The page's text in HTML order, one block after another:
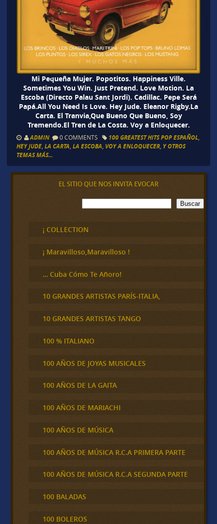
Mi Pequeña Mujer. Popotitos. Happiness Ville.
Sometimes You Win. Just Pretend. Love Motion. La
Escoba (Directo Palau Sant Jordi). Cadillac. Pepe Será
Papá.All You Need Is Love. Hey Jude. Eleanor Rigby.La
Carta. El Tranvia,Que Bueno Que Bueno, Soy
Tremendo.El Tren de La Costa. Voy a Enloquecer.
ADMIN 0 COMMENTS 100 GREATEST HITS POP ESPAÑOL,
HEY JUDE, LA CARTA, LA ESCOBA, VOY A ENLOQUECER, Y OTROS
TEMAS MÁS...
EL SITIO QUE NOS INVITA EVOCAR
B
u
c
a
Buscar
¡ COLLECTION
¡ Maravilloso,Maravilloso !
… Cuba Cómo Te Añoro!
10 GRANDES ARTISTAS PARÍS-ITALIA,
10 GRANDES ARTISTAS TANGO
100 % ITALIANO
100 AÑOS DE JOYAS MUSICALES
100 AÑOS DE LA GAITA
100 AÑOS DE MARIACHI
100 AÑOS DE MÚSICA
100 AÑOS DE MÚSICA R.C.A PRIMERA PARTE
100 AÑOS DE MÚSICA R.C.A SEGUNDA PARTE
100 BALADAS
100 BOLEROS